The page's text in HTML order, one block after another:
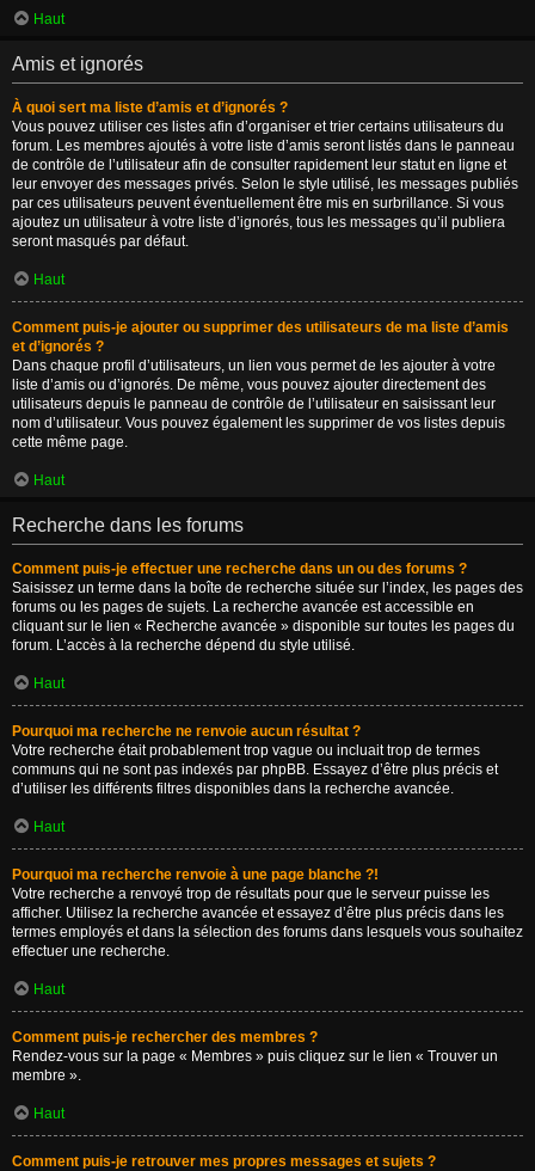
Haut
Amis et ignorés
À quoi sert ma liste d’amis et d’ignorés ?
Vous pouvez utiliser ces listes afin d’organiser et trier certains utilisateurs du
forum. Les membres ajoutés à votre liste d’amis seront listés dans le panneau
de contrôle de l’utilisateur afin de consulter rapidement leur statut en ligne et
leur envoyer des messages privés. Selon le style utilisé, les messages publiés
par ces utilisateurs peuvent éventuellement être mis en surbrillance. Si vous
ajoutez un utilisateur à votre liste d’ignorés, tous les messages qu’il publiera
seront masqués par défaut.
Haut
Comment puis-je ajouter ou supprimer des utilisateurs de ma liste d’amis
et d’ignorés ?
Dans chaque profil d’utilisateurs, un lien vous permet de les ajouter à votre
liste d’amis ou d’ignorés. De même, vous pouvez ajouter directement des
utilisateurs depuis le panneau de contrôle de l’utilisateur en saisissant leur
nom d’utilisateur. Vous pouvez également les supprimer de vos listes depuis
cette même page.
Haut
Recherche dans les forums
Comment puis-je effectuer une recherche dans un ou des forums ?
Saisissez un terme dans la boîte de recherche située sur l’index, les pages des
forums ou les pages de sujets. La recherche avancée est accessible en
cliquant sur le lien « Recherche avancée » disponible sur toutes les pages du
forum. L’accès à la recherche dépend du style utilisé.
Haut
Pourquoi ma recherche ne renvoie aucun résultat ?
Votre recherche était probablement trop vague ou incluait trop de termes
communs qui ne sont pas indexés par phpBB. Essayez d’être plus précis et
d’utiliser les différents filtres disponibles dans la recherche avancée.
Haut
Pourquoi ma recherche renvoie à une page blanche ?!
Votre recherche a renvoyé trop de résultats pour que le serveur puisse les
afficher. Utilisez la recherche avancée et essayez d’être plus précis dans les
termes employés et dans la sélection des forums dans lesquels vous souhaitez
effectuer une recherche.
Haut
Comment puis-je rechercher des membres ?
Rendez-vous sur la page « Membres » puis cliquez sur le lien « Trouver un
membre ».
Haut
Comment puis-je retrouver mes propres messages et sujets ?